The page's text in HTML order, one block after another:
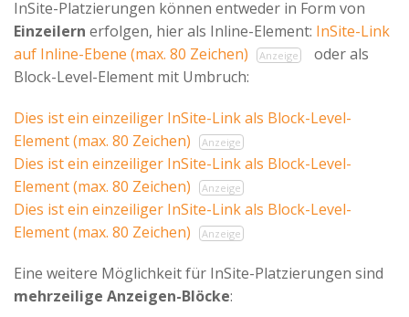
InSite-Platzierungen können entweder in Form von
Einzeilern erfolgen, hier als Inline-Element: InSite-Link
auf Inline-Ebene (max. 80 Zeichen)
Anzeige
oder als
Block-Level-Element mit Umbruch:
Dies ist ein einzeiliger InSite-Link als Block-Level-
Element (max. 80 Zeichen)
Anzeige
Dies ist ein einzeiliger InSite-Link als Block-Level-
Element (max. 80 Zeichen)
Anzeige
Dies ist ein einzeiliger InSite-Link als Block-Level-
Element (max. 80 Zeichen)
Anzeige
Eine weitere Möglichkeit für InSite-Platzierungen sind
mehrzeilige Anzeigen-Blöcke: